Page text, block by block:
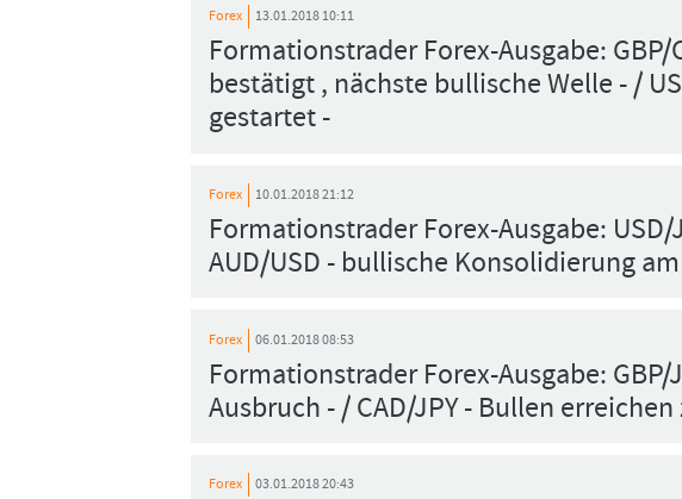
Forex 13.01.2018 10:11
Formationstrader Forex-Ausgabe:
bestätigt , nächste bullische Welle - /
gestartet -
Forex 10.01.2018 21:12
Formationstrader Forex-Ausgabe:
AUD/USD - bullische Konsolidierung
Forex 06.01.2018 08:53
Formationstrader Forex-Ausgabe:
Ausbruch - / CAD/JPY - Bullen
Forex 03.01.2018 20:43